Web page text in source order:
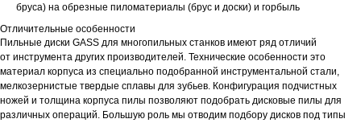
бруса) на обрезные пиломатериалы (брус и доски) и горбыль
Отличительные особенности
Пильные диски GASS для многопильных станков имеют ряд отличий
от инструмента других производителей. Технические особенности это
материал корпуса из специально подобранной инструментальной стали,
мелкозернистые твердые сплавы для зубьев. Конфигурация подчистных
ножей и толщина корпуса пилы позволяют подобрать дисковые пилы для
различных операций. Большую роль мы отводим подбору дисков под типы